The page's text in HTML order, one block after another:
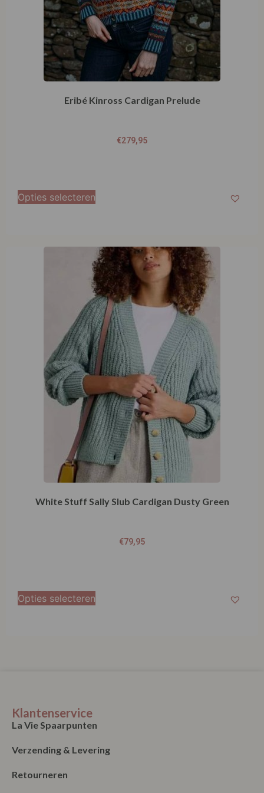
Eribé Kinross Cardigan Prelude
€279,95
Opties selecteren
White Stuff Sally Slub Cardigan Dusty Green
€79,95
Opties selecteren
Klantenservice
La Vie Spaarpunten
Verzending & Levering
Retourneren